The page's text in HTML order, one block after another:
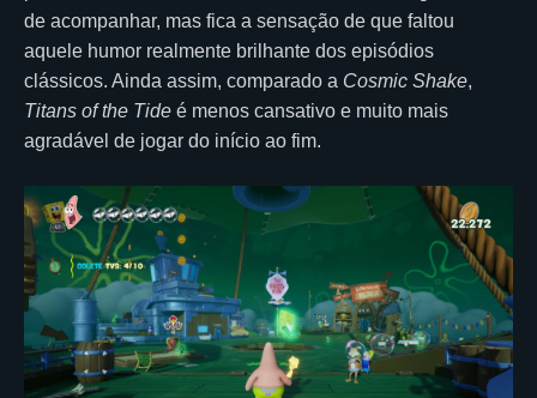
de acompanhar, mas fica a sensação de que faltou
aquele humor realmente brilhante dos episódios
clássicos. Ainda assim, comparado a Cosmic Shake,
Titans of the Tide é menos cansativo e muito mais
agradável de jogar do início ao fim.